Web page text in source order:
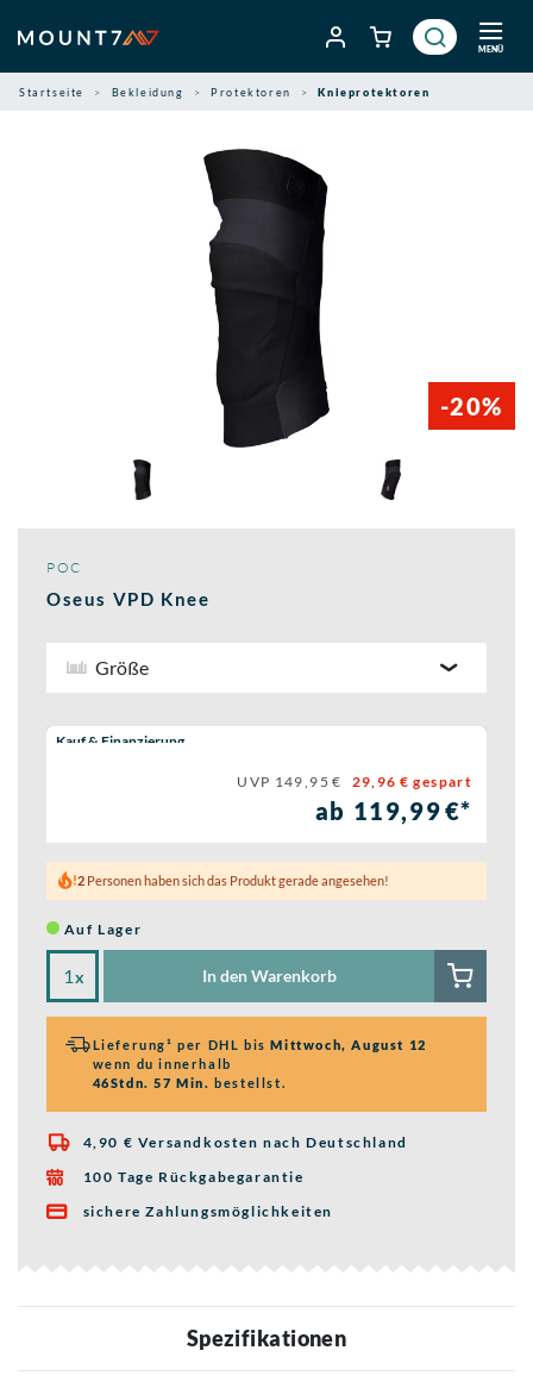
Inhalt
springen
MENÜ
Startseite Bekleidung Protektoren Knieprotektoren
-20%
POC
Oseus VPD Knee
Größe
Wähle eine Preisoption:
Kauf & Finanzierung
UVP 149,95 € 29,96 € gespart
ab 119,99 €*
2 Personen haben sich das Produkt gerade angesehen!
Auf Lager
x In den Warenkorb
Lieferung¹ per DHL bisMittwoch, August 12
wenn du innerhalb
46Stdn. 57 Min. bestellst.
 4,90 € Versandkosten nach Deutschland
 100 Tage Rückgabegarantie
 sichere Zahlungsmöglichkeiten
Spezifikationen